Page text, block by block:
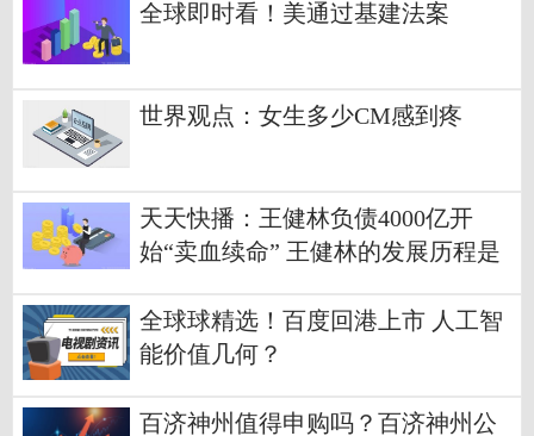
全球即时看！美通过基建法案
世界观点：女生多少CM感到疼
天天快播：王健林负债4000亿开
始“卖血续命” 王健林的发展历程是
全球球精选！百度回港上市 人工智
能价值几何？
百济神州值得申购吗？百济神州公